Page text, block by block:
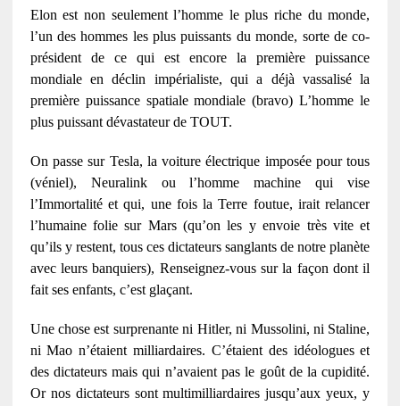
Elon est non seulement l’homme le plus riche du monde,
l’un des hommes les plus puissants du monde, sorte de co-
président de ce qui est encore la première puissance
mondiale en déclin impérialiste, qui a déjà vassalisé la
première puissance spatiale mondiale (bravo) L’homme le
plus puissant dévastateur de TOUT.
On passe sur Tesla, la voiture électrique imposée pour tous
(véniel), Neuralink ou l’homme machine qui vise
l’Immortalité et qui, une fois la Terre foutue, irait relancer
l’humaine folie sur Mars (qu’on les y envoie très vite et
qu’ils y restent, tous ces dictateurs sanglants de notre planète
avec leurs banquiers), Renseignez-vous sur la façon dont il
fait ses enfants, c’est glaçant.
Une chose est surprenante ni Hitler, ni Mussolini, ni Staline,
ni Mao n’étaient milliardaires. C’étaient des idéologues et
des dictateurs mais qui n’avaient pas le goût de la cupidité.
Or nos dictateurs sont multimilliardaires jusqu’aux yeux, y